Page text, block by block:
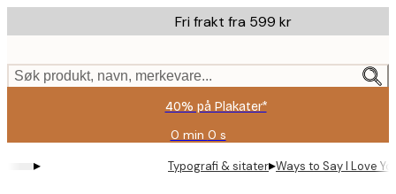
to
content.
Fri frakt fra 599 kr
Søk produkt, navn, merkevare...
40% på Plakater*
0 min 0 s
Gyldig
og
▸ Typografi & sitater▸Ways to Say I Love